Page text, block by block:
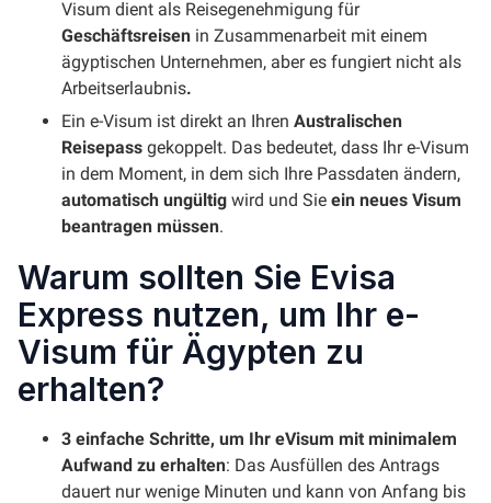
Visum dient als Reisegenehmigung für
Geschäftsreisen in Zusammenarbeit mit einem
ägyptischen Unternehmen, aber es fungiert nicht als
Arbeitserlaubnis.
Ein e-Visum ist direkt an Ihren Australischen
Reisepass gekoppelt. Das bedeutet, dass Ihr e-Visum
in dem Moment, in dem sich Ihre Passdaten ändern,
automatisch ungültig wird und Sie ein neues Visum
beantragen müssen.
Warum sollten Sie Evisa
Express nutzen, um Ihr e-
Visum für Ägypten zu
erhalten?
3 einfache Schritte, um Ihr eVisum mit minimalem
Aufwand zu erhalten: Das Ausfüllen des Antrags
dauert nur wenige Minuten und kann von Anfang bis